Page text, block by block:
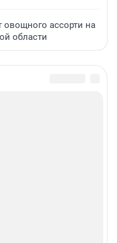
овощного ассорти на
области